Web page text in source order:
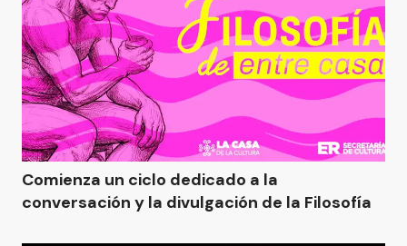
Comienza un ciclo dedicado a la
conversación y la divulgación de la Filosofía